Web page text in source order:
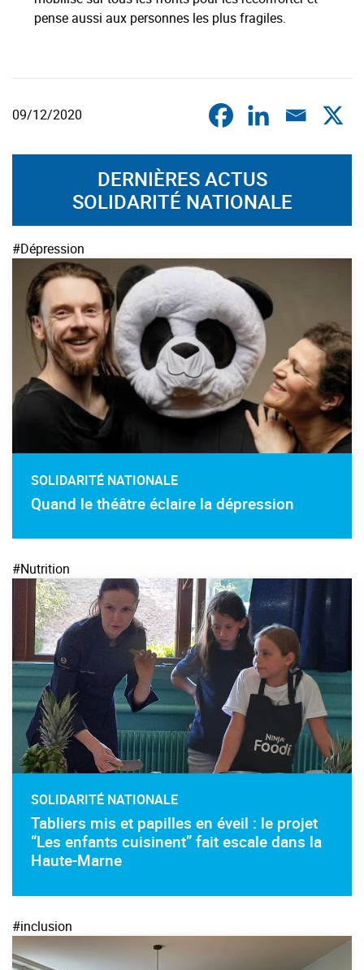
pense aussi aux personnes les plus fragiles.
09/12/2020
DERNIÈRES ACTUS
SOLIDARITÉ NATIONALE
#Dépression
SOLIDARITÉ NATIONALE
Quand le théâtre éclaire la dépression
#Nutrition
SOLIDARITÉ NATIONALE
Tabliers mis et papilles en éveil : le projet
“Les enfants cuisinent” fait escale dans la
Haute-Marne
#inclusion